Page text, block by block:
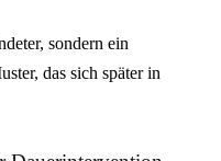
sondern ein
das sich später in